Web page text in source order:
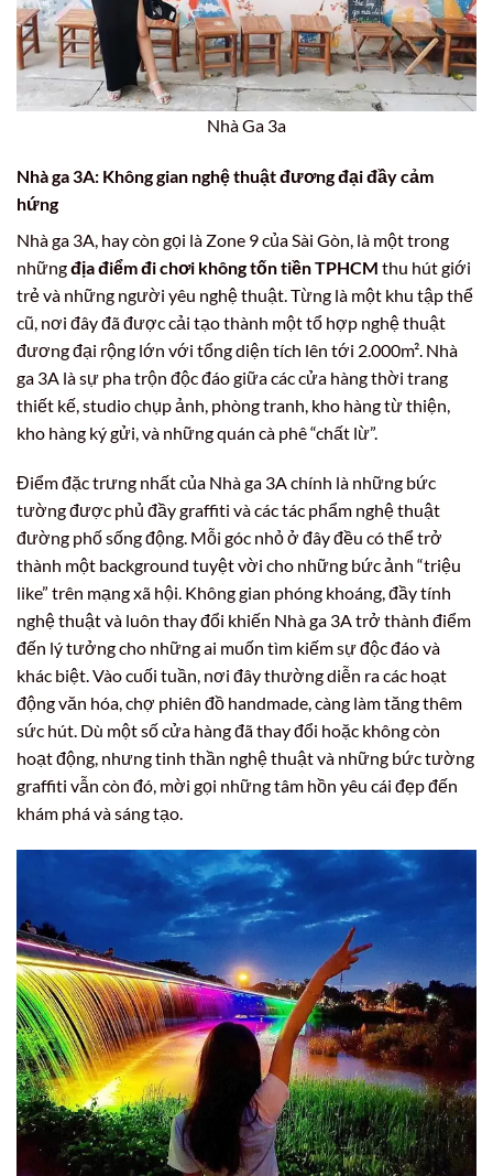
Nhà Ga 3a
Nhà ga 3A: Không gian nghệ thuật đương đại đầy cảm
hứng
Nhà ga 3A, hay còn gọi là Zone 9 của Sài Gòn, là một trong
nhữngđịa điểm đi chơi không tốn tiền TPHCM thu hút giới
trẻ và những người yêu nghệ thuật. Từng là một khu tập thể
cũ, nơi đây đã được cải tạo thành một tổ hợp nghệ thuật
đương đại rộng lớn với tổng diện tích lên tới 2.000m². Nhà
ga 3A là sự pha trộn độc đáo giữa các cửa hàng thời trang
thiết kế, studio chụp ảnh, phòng tranh, kho hàng từ thiện,
kho hàng ký gửi, và những quán cà phê “chất lừ”.
Điểm đặc trưng nhất của Nhà ga 3A chính là những bức
tường được phủ đầy graffiti và các tác phẩm nghệ thuật
đường phố sống động. Mỗi góc nhỏ ở đây đều có thể trở
thành một background tuyệt vời cho những bức ảnh “triệu
like” trên mạng xã hội. Không gian phóng khoáng, đầy tính
nghệ thuật và luôn thay đổi khiến Nhà ga 3A trở thành điểm
đến lý tưởng cho những ai muốn tìm kiếm sự độc đáo và
khác biệt. Vào cuối tuần, nơi đây thường diễn ra các hoạt
động văn hóa, chợ phiên đồ handmade, càng làm tăng thêm
sức hút. Dù một số cửa hàng đã thay đổi hoặc không còn
hoạt động, nhưng tinh thần nghệ thuật và những bức tường
graffiti vẫn còn đó, mời gọi những tâm hồn yêu cái đẹp đến
khám phá và sáng tạo.